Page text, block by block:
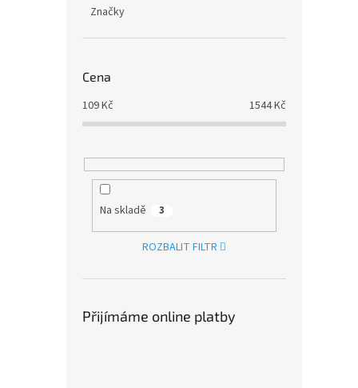
Značky
Cena
109Kč 1544Kč
Na skladě 3
ROZBALIT FILTR
Přijímáme online platby